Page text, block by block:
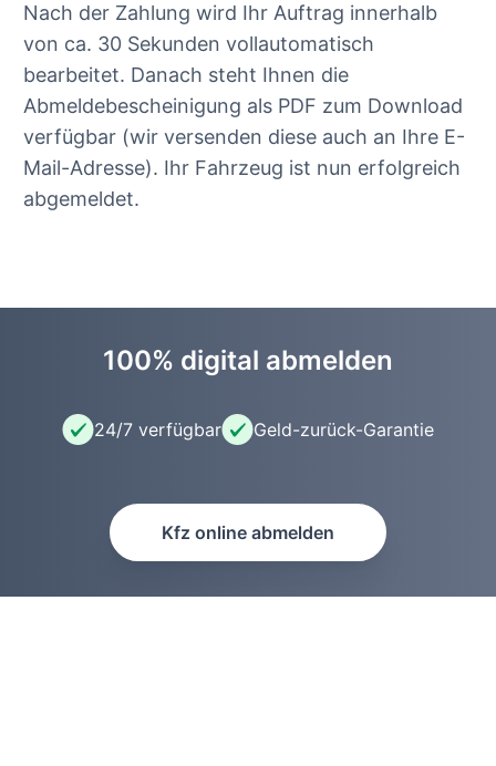
Nach der Zahlung wird Ihr Auftrag innerhalb
von ca. 30 Sekunden vollautomatisch
bearbeitet. Danach steht Ihnen die
Abmeldebescheinigung als PDF zum Download
verfügbar (wir versenden diese auch an Ihre E-
Mail-Adresse). Ihr Fahrzeug ist nun erfolgreich
abgemeldet.
100% digital abmelden
24/7 verfügbar Geld-zurück-Garantie
Kfz online abmelden